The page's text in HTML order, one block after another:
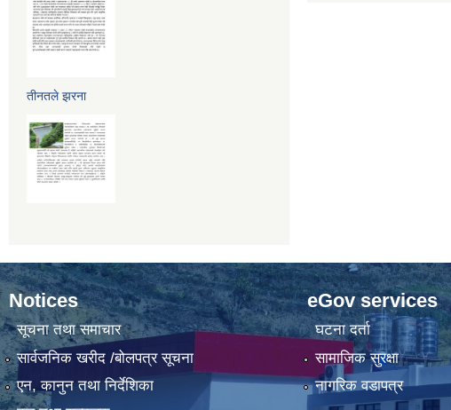
तीनतले झरना
Notices
सूचना तथा समाचार
सार्वजनिक खरीद /बोलपत्र सूचना
एन, कानुन तथा निर्देशिका
eGov services
घटना दर्ता
सामाजिक सुरक्षा
नागरिक वडापत्र